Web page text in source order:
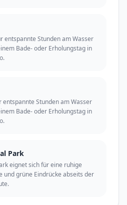
entspannte Stunden am Wasser
Bade- oder Erholungstag in
entspannte Stunden am Wasser
Bade- oder Erholungstag in
Park
eignet sich für eine ruhige
und grüne Eindrücke abseits der